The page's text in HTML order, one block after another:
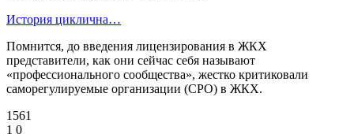
История циклична…
Помнится, до введения лицензирования в ЖКХ
представители, как они сейчас себя называют
«профессионального сообщества», жестко критиковали
саморегулируемые организации (СРО) в ЖКХ.
1561
1 0